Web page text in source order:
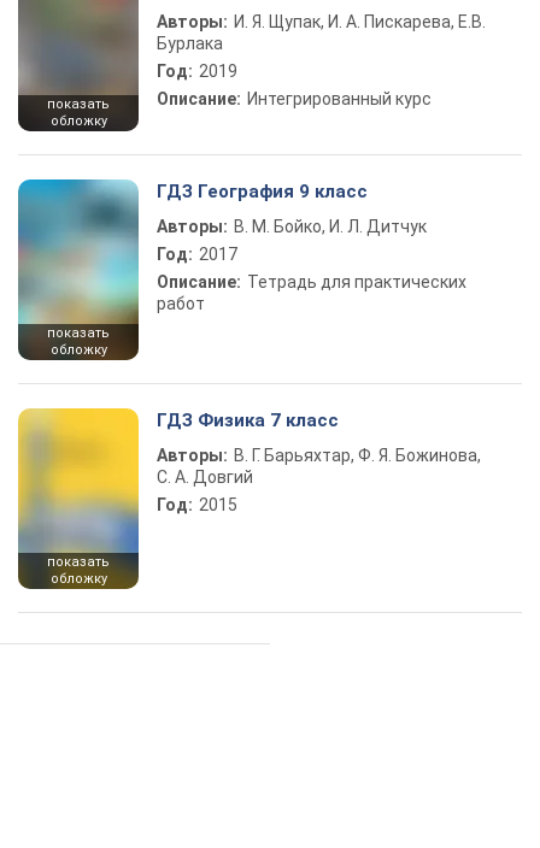
показать
обложку
Авторы: И. Я. Щупак, И. А. Пискарева, Е.В.
Бурлака
Год: 2019
Описание: Интегрированный курс
показать
обложку
ГДЗ География 9 класс
Авторы: В. М. Бойко, И. Л. Дитчук
Год: 2017
Описание: Тетрадь для практических
работ
показать
обложку
ГДЗ Физика 7 класс
Авторы: В. Г. Барьяхтар, Ф. Я. Божинова,
С. А. Довгий
Год: 2015